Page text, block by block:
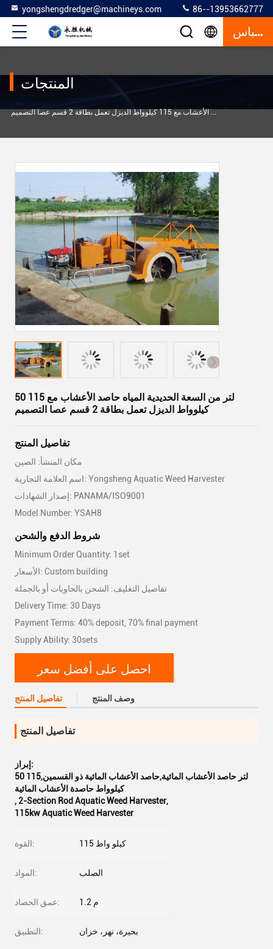
yongshengdredger@machineys.com 86--13953662777
إقتباس
المنتجات
50 لتر من السعة الحديدية المياه حاصد الأعشاب مع 115
كيلوواط الديزل تعمل بطاقة 2 قسم عصا التصميم
تفاصيل المنتج
مكان المنشأ: الصين
اسم العلامة التجارية: Yongsheng Aquatic Weed Harvester
إصدار الشهادات: PANAMA/ISO9001
Model Number: YSAH8
شروط الدفع والشحن
Minimum Order Quantity: 1set
الأسعار: Custom building
تفاصيل التغليف: الشحن بالحاويات أو بالجملة
Delivery Time: 30 Days
Payment Terms: 40% deposit, 70% final payment
Supply Ability: 30sets
احصل على أفضل سعر
تفاصيل المنتج وصف المنتج
تفاصيل المنتج
إبراز:
50 لتر حاصد الأعشاب المائية,حاصد الأعشاب المائية ذو القسمين,115
كيلوواط حاصدة الأعشاب المائية
, 2-Section Rod Aquatic Weed Harvester,
115kw Aquatic Weed Harvester
القوة: 115 كيلو واط
المواد: الصلب
عمق الحصاد: 1.2 م
التطبيق: بحيرة، نهر، خزان